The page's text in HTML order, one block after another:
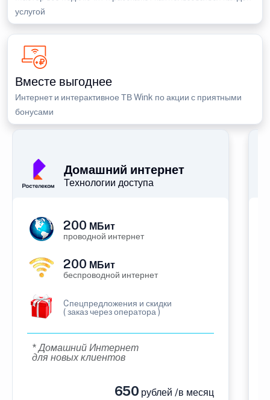
услугой
Вместе выгоднее
Интернет и интерактивное ТВ Wink по акции с приятными
бонусами
Домашний интернет
Технологии доступа
200 МБит
проводной интернет
200 МБит
беспроводной интернет
Cпецпредложения и скидки
( заказ через оператора )
* Домашний Интернет
для новых клиентов
650 рублей /в месяц